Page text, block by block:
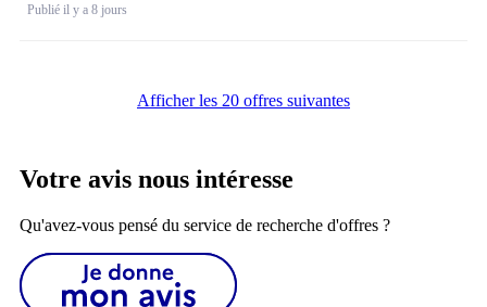
Publié il y a 8 jours
Afficher les 20 offres suivantes
Votre avis nous intéresse
Qu'avez-vous pensé du service de recherche d'offres ?